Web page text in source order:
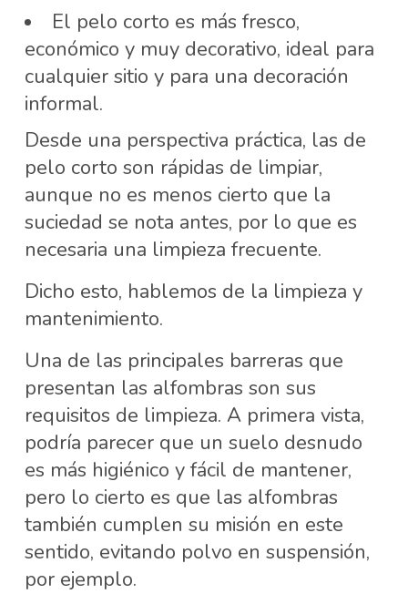
El pelo corto es más fresco,
económico y muy decorativo, ideal para
cualquier sitio y para una decoración
informal.
Desde una perspectiva práctica, las de
pelo corto son rápidas de limpiar,
aunque no es menos cierto que la
suciedad se nota antes, por lo que es
necesaria una limpieza frecuente.
Dicho esto, hablemos de la limpieza y
mantenimiento.
Una de las principales barreras que
presentan las alfombras son sus
requisitos de limpieza. A primera vista,
podría parecer que un suelo desnudo
es más higiénico y fácil de mantener,
pero lo cierto es que las alfombras
también cumplen su misión en este
sentido, evitando polvo en suspensión,
por ejemplo.